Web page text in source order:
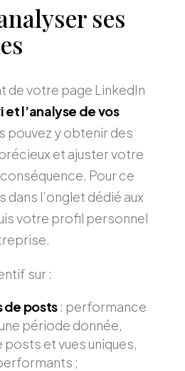
ses
de votre page LinkedIn
et l’analyse de vos
pouvez y obtenir des
et ajuster votre
Pour ce
dans l’onglet dédié aux
votre profil personnel
sur :
de posts: performance
période donnée,
et vues uniques,
;